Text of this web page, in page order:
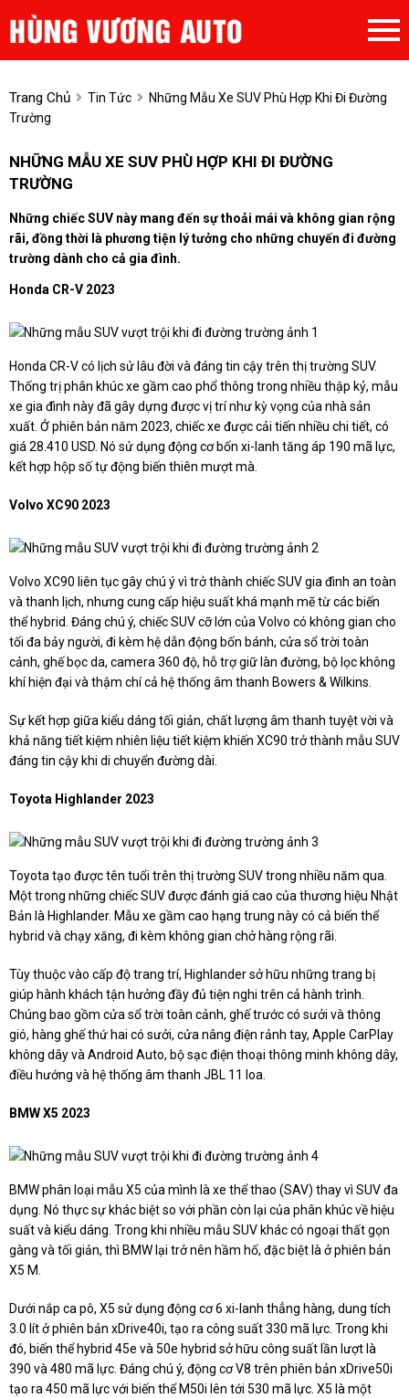
Trang Chủ Tin Tức
Những Mẫu Xe SUV Phù Hợp Khi Đi Đường
Trường
NHỮNG MẪU XE SUV PHÙ HỢP KHI ĐI ĐƯỜNG
TRƯỜNG
Những chiếc SUV này mang đến sự thoải mái và không gian rộng
rãi, đồng thời là phương tiện lý tưởng cho những chuyến đi đường
trường dành cho cả gia đình.
Honda CR-V 2023
Honda CR-V có lịch sử lâu đời và đáng tin cậy trên thị trường SUV.
Thống trị phân khúc xe gầm cao phổ thông trong nhiều thập kỷ, mẫu
xe gia đình này đã gây dựng được vị trí như kỳ vọng của nhà sản
xuất. Ở phiên bản năm 2023, chiếc xe được cải tiến nhiều chi tiết, có
giá 28.410 USD. Nó sử dụng động cơ bốn xi-lanh tăng áp 190 mã lực,
kết hợp hộp số tự động biến thiên mượt mà.
Volvo XC90 2023
Volvo XC90 liên tục gây chú ý vì trở thành chiếc SUV gia đình an toàn
và thanh lịch, nhưng cung cấp hiệu suất khá mạnh mẽ từ các biến
thể hybrid. Đáng chú ý, chiếc SUV cỡ lớn của Volvo có không gian cho
tối đa bảy người, đi kèm hệ dẫn động bốn bánh, cửa sổ trời toàn
cảnh, ghế bọc da, camera 360 độ, hỗ trợ giữ làn đường, bộ lọc không
khí hiện đại và thậm chí cả hệ thống âm thanh Bowers & Wilkins.
Sự kết hợp giữa kiểu dáng tối giản, chất lượng âm thanh tuyệt vời và
khả năng tiết kiệm nhiên liệu tiết kiệm khiến XC90 trở thành mẫu SUV
đáng tin cậy khi di chuyển đường dài.
Toyota Highlander 2023
Toyota tạo được tên tuổi trên thị trường SUV trong nhiều năm qua.
Một trong những chiếc SUV được đánh giá cao của thương hiệu Nhật
Bản là Highlander. Mẫu xe gầm cao hạng trung này có cả biến thể
hybrid và chạy xăng, đi kèm không gian chở hàng rộng rãi.
Tùy thuộc vào cấp độ trang trí, Highlander sở hữu những trang bị
giúp hành khách tận hưởng đầy đủ tiện nghi trên cả hành trình.
Chúng bao gồm cửa sổ trời toàn cảnh, ghế trước có sưởi và thông
gió, hàng ghế thứ hai có sưởi, cửa nâng điện rảnh tay, Apple CarPlay
không dây và Android Auto, bộ sạc điện thoại thông minh không dây,
điều hướng và hệ thống âm thanh JBL 11 loa.
BMW X5 2023
BMW phân loại mẫu X5 của mình là xe thể thao (SAV) thay vì SUV đa
dụng. Nó thực sự khác biệt so với phần còn lại của phân khúc về hiệu
suất và kiểu dáng. Trong khi nhiều mẫu SUV khác có ngoại thất gọn
gàng và tối giản, thì BMW lại trở nên hầm hố, đặc biệt là ở phiên bản
X5 M.
Dưới nắp ca pô, X5 sử dụng động cơ 6 xi-lanh thẳng hàng, dung tích
3.0 lít ở phiên bản xDrive40i, tạo ra công suất 330 mã lực. Trong khi
đó, biến thể hybrid 45e và 50e hybrid sở hữu công suất lần lượt là
390 và 480 mã lực. Đáng chú ý, động cơ V8 trên phiên bản xDrive50i
tạo ra 450 mã lực với biến thể M50i lên tới 530 mã lực. X5 là một